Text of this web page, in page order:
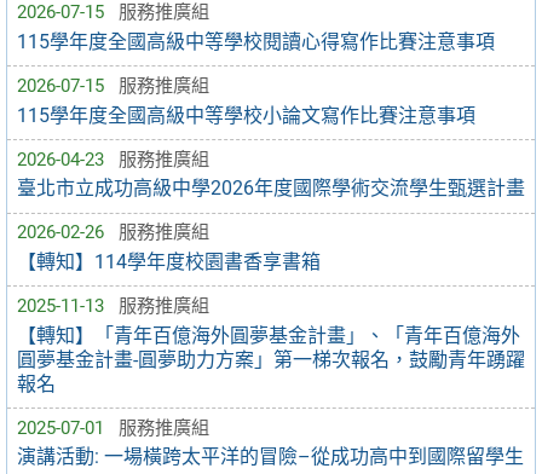
2026-07-15 服務推廣組
115學年度全國高級中等學校閱讀心得寫作比賽注意事項
2026-07-15 服務推廣組
115學年度全國高級中等學校小論文寫作比賽注意事項
2026-04-23 服務推廣組
臺北市立成功高級中學2026年度國際學術交流學生甄選計畫
2026-02-26 服務推廣組
【轉知】114學年度校園書香享書箱
2025-11-13 服務推廣組
【轉知】「青年百億海外圓夢基金計畫」、「青年百億海外
圓夢基金計畫-圓夢助力方案」第一梯次報名，鼓勵青年踴躍
報名
2025-07-01 服務推廣組
演講活動: 一場橫跨太平洋的冒險–從成功高中到國際留學生